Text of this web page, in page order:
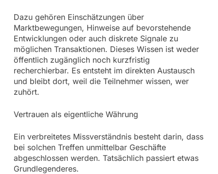
Dazu gehören Einschätzungen über
Marktbewegungen, Hinweise auf bevorstehende
Entwicklungen oder auch diskrete Signale zu
möglichen Transaktionen. Dieses Wissen ist weder
öffentlich zugänglich noch kurzfristig
recherchierbar. Es entsteht im direkten Austausch
und bleibt dort, weil die Teilnehmer wissen, wer
zuhört.
Vertrauen als eigentliche Währung
Ein verbreitetes Missverständnis besteht darin, dass
bei solchen Treffen unmittelbar Geschäfte
abgeschlossen werden. Tatsächlich passiert etwas
Grundlegenderes.